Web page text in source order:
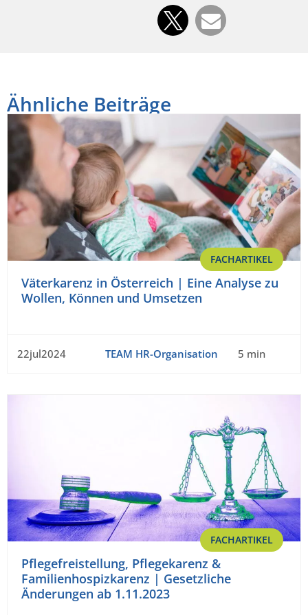
Ähnliche Beiträge
FACHARTIKEL
Väterkarenz in Österreich | Eine Analyse zu
Wollen, Können und Umsetzen
22jul2024 TEAM HR-Organisation 5 min
FACHARTIKEL
Pflegefreistellung, Pflegekarenz &
Familienhospizkarenz | Gesetzliche
Änderungen ab 1.11.2023